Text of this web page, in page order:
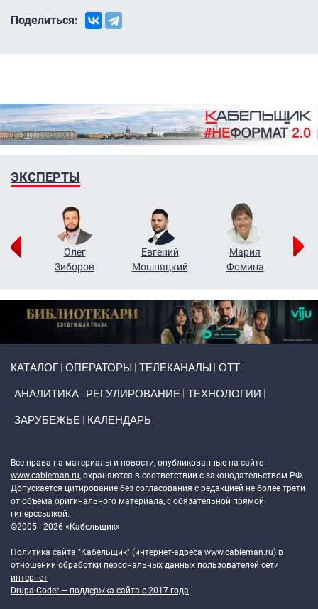
Поделиться:
ЭКСПЕРТЫ
Олег
Зиборов
Евгений
Мошняцкий
Мария
Фомина
КАТАЛОГ ОПЕРАТОРЫ ТЕЛЕКАНАЛЫ ОТТ
АНАЛИТИКА РЕГУЛИРОВАНИЕ ТЕХНОЛОГИИ
ЗАРУБЕЖЬЕ КАЛЕНДАРЬ
Все права на материалы и новости, опубликованные на сайте
www.cableman.ru, охраняются в соответствии с законодательством РФ.
Допускается цитирование без согласования с редакцией не более трети
от объема оригинального материала, с обязательной прямой
гиперссылкой.
©2005 - 2026 «Кабельщик»
Политика сайта "Кабельщик" (интернет-адреса www.cableman.ru) в
отношении обработки персональных данных пользователей сети
интернет
DrupalCoder — поддержка сайта c 2017 года